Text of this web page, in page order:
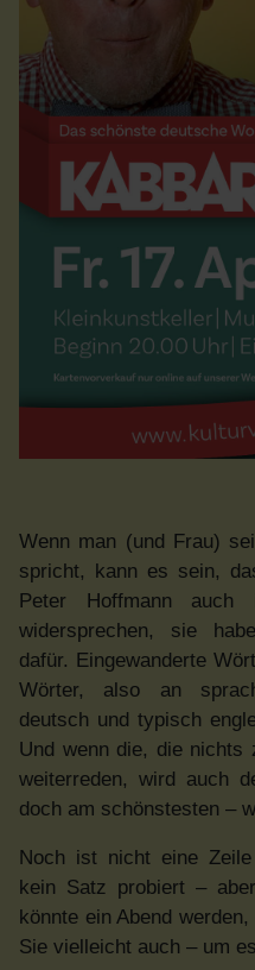
Wenn man (und Frau)
spricht, kann es sein,
Peter Hoffmann auch
widersprechen, sie
dafür. Eingewanderte
Wörter, also an
deutsch und typisch
Und wenn die, die nichts
weiterreden, wird auch
doch am schönstesten –
Noch ist nicht eine
kein Satz probiert –
könnte ein Abend
Sie vielleicht auch – um